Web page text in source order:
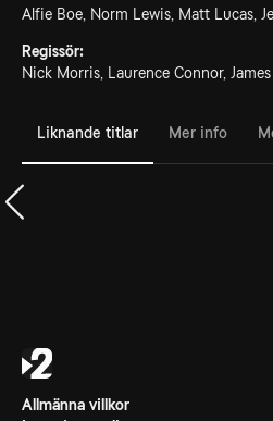
Alfie Boe, Norm Lewis, Matt Lucas,
Regissör:
Nick Morris, Laurence Connor, James
Liknande titlar Mer info
Allmänna villkor